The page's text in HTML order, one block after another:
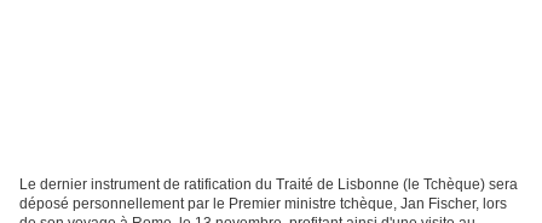
Le dernier instrument de ratification du Traité de Lisbonne (le Tchèque) sera
déposé personnellement par le Premier ministre tchèque, Jan Fischer, lors